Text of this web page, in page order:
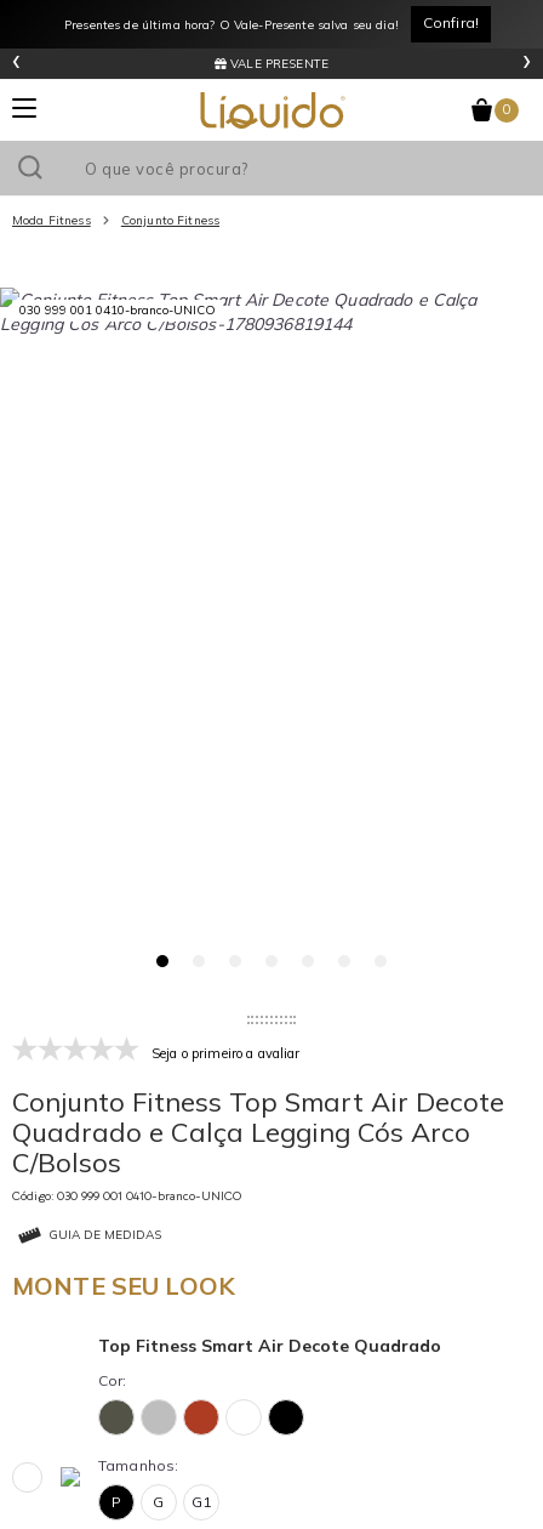
Presentes de última hora? O Vale-Presente salva seu dia! Confira!
VALE PRESENTE
‹ ›
0
Moda Fitness Conjunto Fitness
Utilize o cupom e ganheR$0de descontoem sua primeira
030 999 001 0410-branco-UNICO
Seja o primeiro a avaliar
Conjunto Fitness Top Smart Air Decote
Quadrado e Calça Legging Cós Arco
C/Bolsos
Código: 030 999 001 0410-branco-UNICO
GUIA DE MEDIDAS
MONTE SEU LOOK
Top Fitness Smart Air Decote Quadrado
Cor:
Tamanhos:
P
G G1